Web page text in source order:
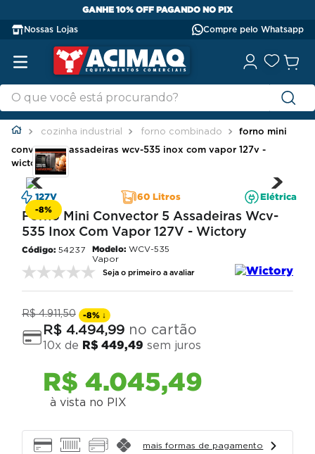
GANHE 10% OFF PAGANDO NO PIX
Nossas Lojas Compre pelo Whatsapp
cozinha industrial forno combinado
forno mini
convector 5 assadeiras wcv-535 inox com vapor 127v -
wictory
127V 60 Litros Elétrica
-8%
Forno Mini Convector 5 Assadeiras Wcv-
535 Inox Com Vapor 127V - Wictory
54237 Modelo: WCV-535
Vapor
Seja o primeiro a avaliar
R$ 4.911,50 -8% ↓
R$ 4.494,99 no cartão
10x de R$ 449,49 sem juros
R$ 4.045,49
à vista no PIX
mais formas de pagamento